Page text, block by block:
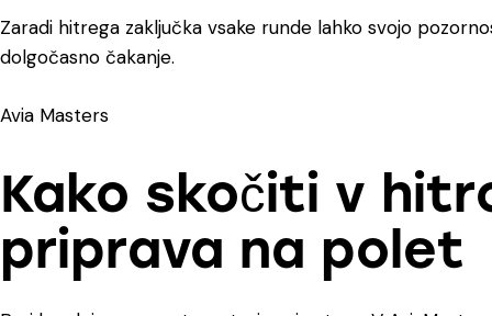
Zaradi hitrega zaključka vsake runde lahko svojo
dolgočasno čakanje.
Avia Masters
Kako skočiti v
priprava na polet